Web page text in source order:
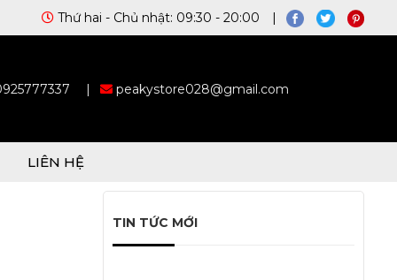
Thứ hai - Chủ nhật: 09:30 - 20:00 |
| peakystore028@gmail.com
LIÊN HỆ
TIN TỨC MỚI